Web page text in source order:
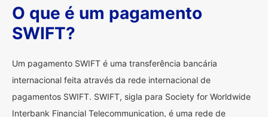
O que é um pagamento
SWIFT?
Um pagamento SWIFT é uma transferência bancária
internacional feita através da rede internacional de
pagamentos SWIFT. SWIFT, sigla para Society for Worldwide
Interbank Financial Telecommunication, é uma rede de